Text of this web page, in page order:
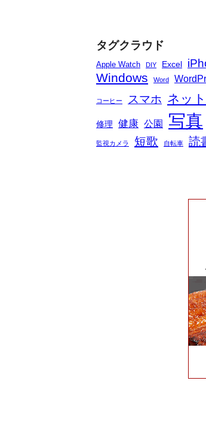
タグクラウド
Apple Watch DIY Excel
Windows Word
コーヒー スマホ ネッ
修理 健康 公園 写真
監視カメラ 短歌 自転車 読